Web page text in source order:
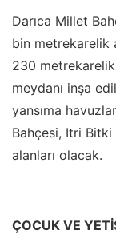
Darıca Millet
bin metrekarelik
230
meydanı inşa
yansıma
Bahçesi, Itri
alanları olacak.
ÇOCUK VE